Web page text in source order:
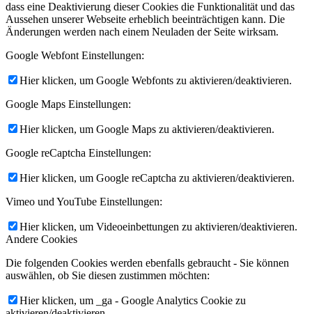
dass eine Deaktivierung dieser Cookies die Funktionalität und das
Aussehen unserer Webseite erheblich beeinträchtigen kann. Die
Änderungen werden nach einem Neuladen der Seite wirksam.
Google Webfont Einstellungen:
Hier klicken, um Google Webfonts zu aktivieren/deaktivieren.
Google Maps Einstellungen:
Hier klicken, um Google Maps zu aktivieren/deaktivieren.
Google reCaptcha Einstellungen:
Hier klicken, um Google reCaptcha zu aktivieren/deaktivieren.
Vimeo und YouTube Einstellungen:
Hier klicken, um Videoeinbettungen zu aktivieren/deaktivieren.
Andere Cookies
Die folgenden Cookies werden ebenfalls gebraucht - Sie können
auswählen, ob Sie diesen zustimmen möchten:
Hier klicken, um _ga - Google Analytics Cookie zu